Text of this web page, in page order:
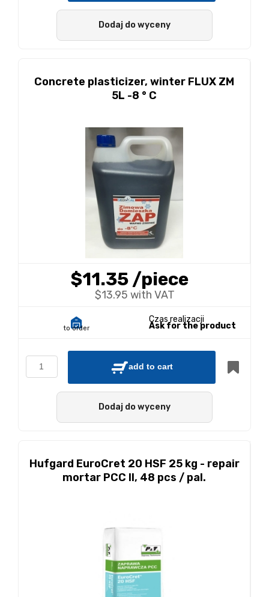
Dodaj do wyceny
Concrete plasticizer, winter FLUX ZM
5L -8 ° C
$11.35/piece
$13.95 with VAT
to order
Czas realizacji
Ask for the product
add to cart
Dodaj do wyceny
Hufgard EuroCret 20 HSF 25 kg - repair
mortar PCC II, 48 pcs / pal.